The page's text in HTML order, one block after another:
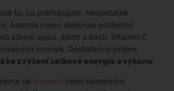
to, co potřebujete. Nedostatek
Acerola nejen doplňuje potřebný
zdraví svalů, šlach a kostí. Vitamín C
krvinek. Dostatečný příjem
ke zvýšení celkové energie a výkonu.
se stresem nebo náročným